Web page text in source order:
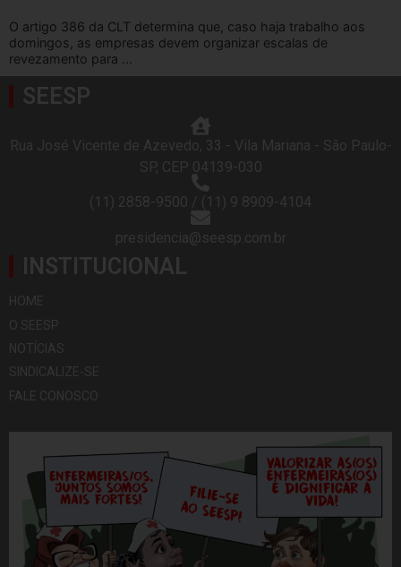
O artigo 386 da CLT determina que, caso haja trabalho aos
domingos, as empresas devem organizar escalas de
revezamento para ...
SEESP
Rua José Vicente de Azevedo, 33 - Vila Mariana - São Paulo-
SP, CEP 04139-030
(11) 2858-9500 / (11) 9 8909-4104
presidencia@seesp.com.br
INSTITUCIONAL
HOME
O SEESP
NOTÍCIAS
SINDICALIZE-SE
FALE CONOSCO